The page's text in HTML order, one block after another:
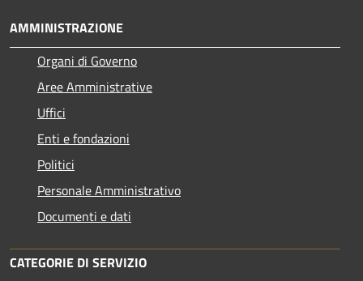
AMMINISTRAZIONE
Organi di Governo
Aree Amministrative
Uffici
Enti e fondazioni
Politici
Personale Amministrativo
Documenti e dati
CATEGORIE DI SERVIZIO